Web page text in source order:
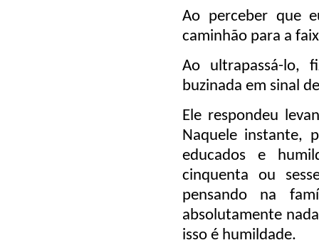
Ao perceber que
caminhão para a
Ao ultrapassá-lo,
buzinada em sinal
Ele respondeu
Naquele instante,
educados e
cinquenta ou
pensando na
absolutamente
isso é humildade.